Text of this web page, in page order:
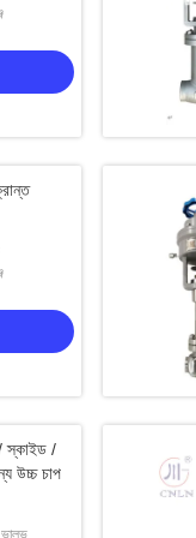
শর্ট
স্কাইড /
উচ্চ চাপ
ভালভ